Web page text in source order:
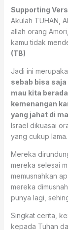
Supporting
Akulah TUHAN,
allah orang
kamu tidak
(TB)
Jadi ini
sebab bisa
mau kita
kemenangan
yang jahat di
Israel dikuasai
yang cukup lama.
Mereka
mereka selesai
memusnahkan
mereka
punya lagi,
Singkat cerita,
kepada Tuhan